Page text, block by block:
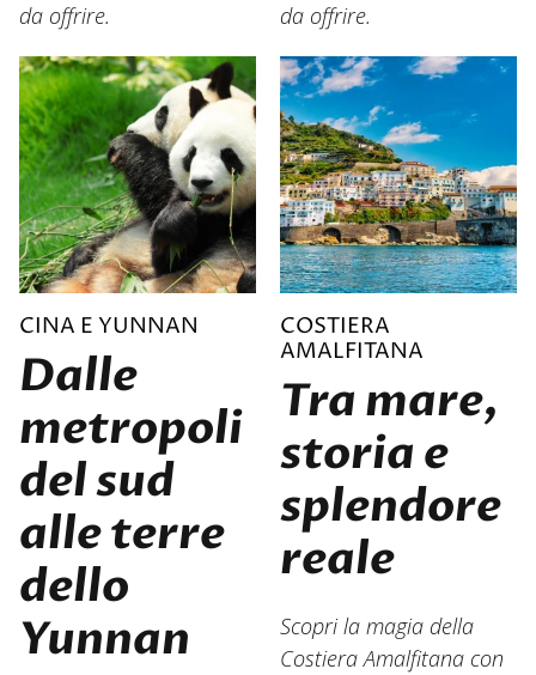
da offrire.
da offrire.
CINA E YUNNAN
Dalle
metropoli
del sud
alle terre
dello
Yunnan
COSTIERA
AMALFITANA
Tra mare,
storia e
splendore
reale
Scopri la magia della
Costiera Amalfitana con